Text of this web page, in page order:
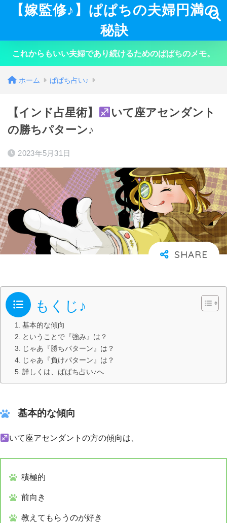
【嫁監修♪】ぱぱちの夫婦円満の
秘訣
これからもいい夫婦であり続けるためのぱぱちのメモ。
ホーム ぱぱち占い♪
【インド占星術】
いて座アセンダント
の勝ちパターン♪
2023年5月31日
もくじ♪
基本的な傾向
ということで『強み』は？
じゃあ『勝ちパターン』は？
じゃあ『負けパターン』は？
詳しくは、ぱぱち占い♪へ
基本的な傾向
いて座アセンダントの方の傾向は、
積極的
前向き
教えてもらうのが好き